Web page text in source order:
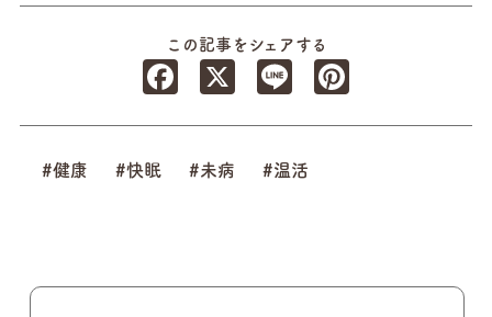
この記事をシェアする
Facebook
Line
#健康 #快眠 #未病 #温活